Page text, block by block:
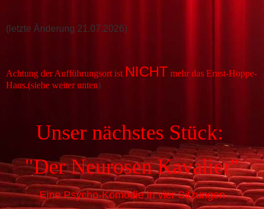
(letzte Änderung 21.07.2026)
Achtung der Aufführungsort ist NICHT mehr das Ernst-Hoppe-
Haus.(siehe weiter unten)
Unser nächstes Stück:
"Der Neurosen Kavalier"
Eine Psycho-Komödie in vier Sitzungen